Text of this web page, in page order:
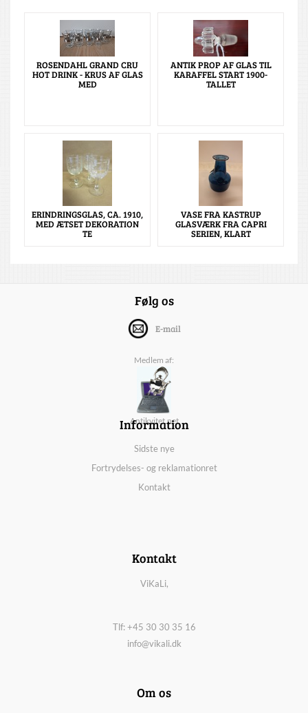
ROSENDAHL GRAND CRU
HOT DRINK - KRUS AF GLAS
MED
ANTIK PROP AF GLAS TIL
KARAFFEL START 1900-
TALLET
ERINDRINGSGLAS, CA. 1910,
MED ÆTSET DEKORATION
TE
VASE FRA KASTRUP
GLASVÆRK FRA CAPRI
SERIEN, KLART
Følg os
E-mail
Medlem af:
Antikvitet.net
Information
Sidste nye
Fortrydelses- og reklamationret
Kontakt
Kontakt
ViKaLi,
Tlf: +45 30 30 35 16
info@vikali.dk
Om os